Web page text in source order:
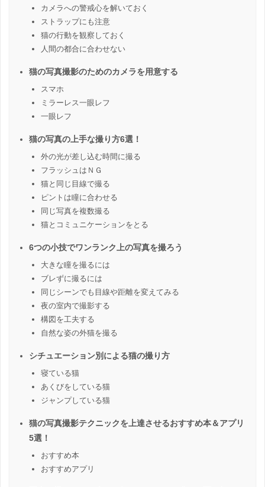
カメラへの警戒心を解いておく
ストラップにも注意
猫の行動を観察しておく
人間の都合に合わせない
猫の写真撮影のためのカメラを用意する
スマホ
ミラーレス一眼レフ
一眼レフ
猫の写真の上手な撮り方6選！
外の光が差し込む時間に撮る
フラッシュはＮＧ
猫と同じ目線で撮る
ピントは瞳に合わせる
同じ写真を複数撮る
猫とコミュニケーションをとる
6つの小技でワンランク上の写真を撮ろう
大きな瞳を撮るには
ブレずに撮るには
同じシーンでも目線や距離を変えてみる
夜の室内で撮影する
構図を工夫する
自然な姿の外猫を撮る
シチュエーション別による猫の撮り方
寝ている猫
あくびをしている猫
ジャンプしている猫
猫の写真撮影テクニックを上達させるおすすめ本＆アプリ
5選！
おすすめ本
おすすめアプリ